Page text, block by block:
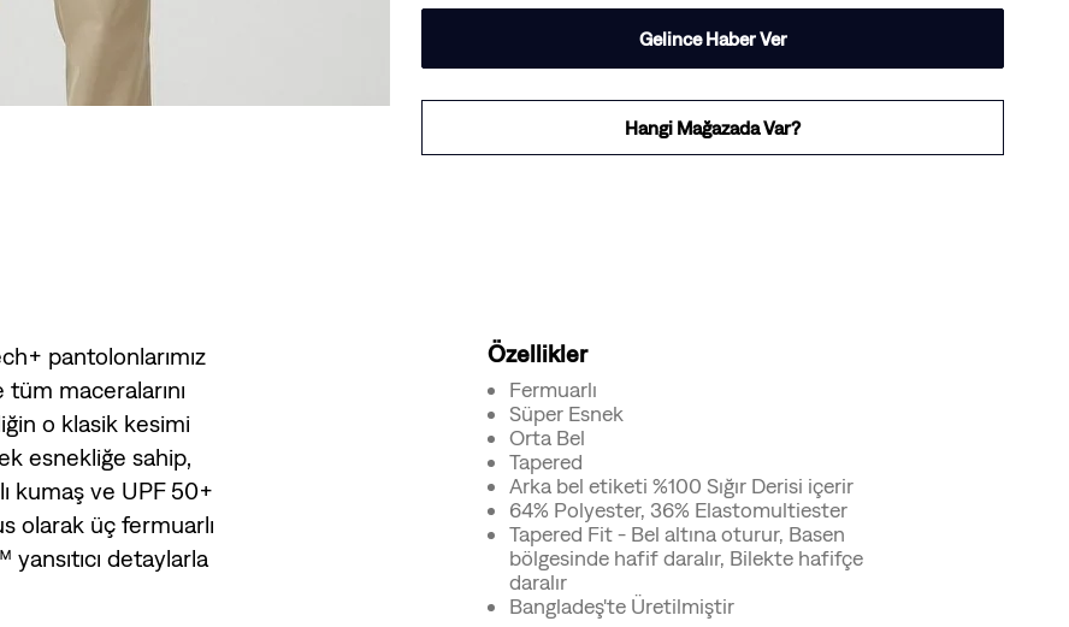
Gelince Haber Ver
Hangi Mağazada Var?
pantolonlarımız
maceralarını
o klasik kesimi
esnekliğe sahip,
kumaş ve UPF 50+
olarak üç fermuarlı
detaylarla
Özellikler
Fermuarlı
Süper Esnek
Orta Bel
Tapered
Arka bel etiketi %100 Sığır Derisi içerir
64% Polyester, 36% Elastomultiester
Tapered Fit - Bel altına oturur, Basen
bölgesinde hafif daralır, Bilekte hafifçe
daralır
Bangladeş'te Üretilmiştir